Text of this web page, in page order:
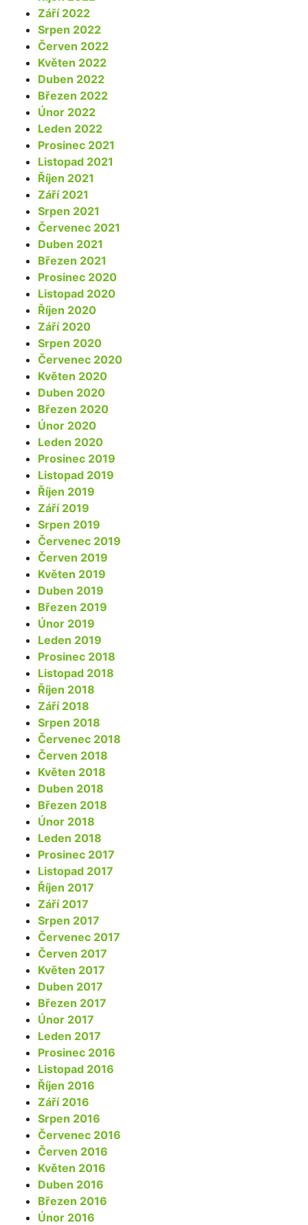
Září 2022
Srpen 2022
Červen 2022
Květen 2022
Duben 2022
Březen 2022
Únor 2022
Leden 2022
Prosinec 2021
Listopad 2021
Říjen 2021
Září 2021
Srpen 2021
Červenec 2021
Duben 2021
Březen 2021
Prosinec 2020
Listopad 2020
Říjen 2020
Září 2020
Srpen 2020
Červenec 2020
Květen 2020
Duben 2020
Březen 2020
Únor 2020
Leden 2020
Prosinec 2019
Listopad 2019
Říjen 2019
Září 2019
Srpen 2019
Červenec 2019
Červen 2019
Květen 2019
Duben 2019
Březen 2019
Únor 2019
Leden 2019
Prosinec 2018
Listopad 2018
Říjen 2018
Září 2018
Srpen 2018
Červenec 2018
Červen 2018
Květen 2018
Duben 2018
Březen 2018
Únor 2018
Leden 2018
Prosinec 2017
Listopad 2017
Říjen 2017
Září 2017
Srpen 2017
Červenec 2017
Červen 2017
Květen 2017
Duben 2017
Březen 2017
Únor 2017
Leden 2017
Prosinec 2016
Listopad 2016
Říjen 2016
Září 2016
Srpen 2016
Červenec 2016
Červen 2016
Květen 2016
Duben 2016
Březen 2016
Únor 2016